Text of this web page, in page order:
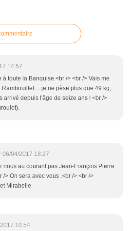
14:57
à toute la Banquise.<br /> <br /> Vais me
... je ne pèse plus que 49 kg,
arrivé depuis l'âge de seize ans ! <br />
06/04/2017 18:27
nous au courant pas Jean-François Pierre
/> On sera avec vous .<br /> <br />
Mirabelle
10:54